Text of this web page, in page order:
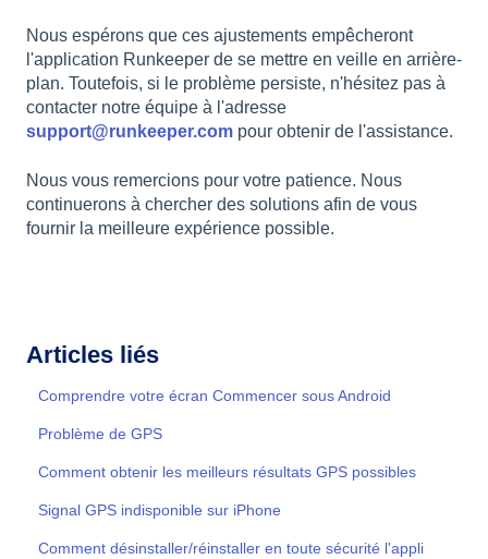
Nous espérons que ces ajustements empêcheront
l'application Runkeeper de se mettre en veille en arrière-
plan. Toutefois, si le problème persiste, n'hésitez pas à
contacter notre équipe à l'adresse
support@runkeeper.com pour obtenir de l'assistance.
Nous vous remercions pour votre patience. Nous
continuerons à chercher des solutions afin de vous
fournir la meilleure expérience possible.
Articles liés
Comprendre votre écran Commencer sous Android
Problème de GPS
Comment obtenir les meilleurs résultats GPS possibles
Signal GPS indisponible sur iPhone
Comment désinstaller/réinstaller en toute sécurité l'appli